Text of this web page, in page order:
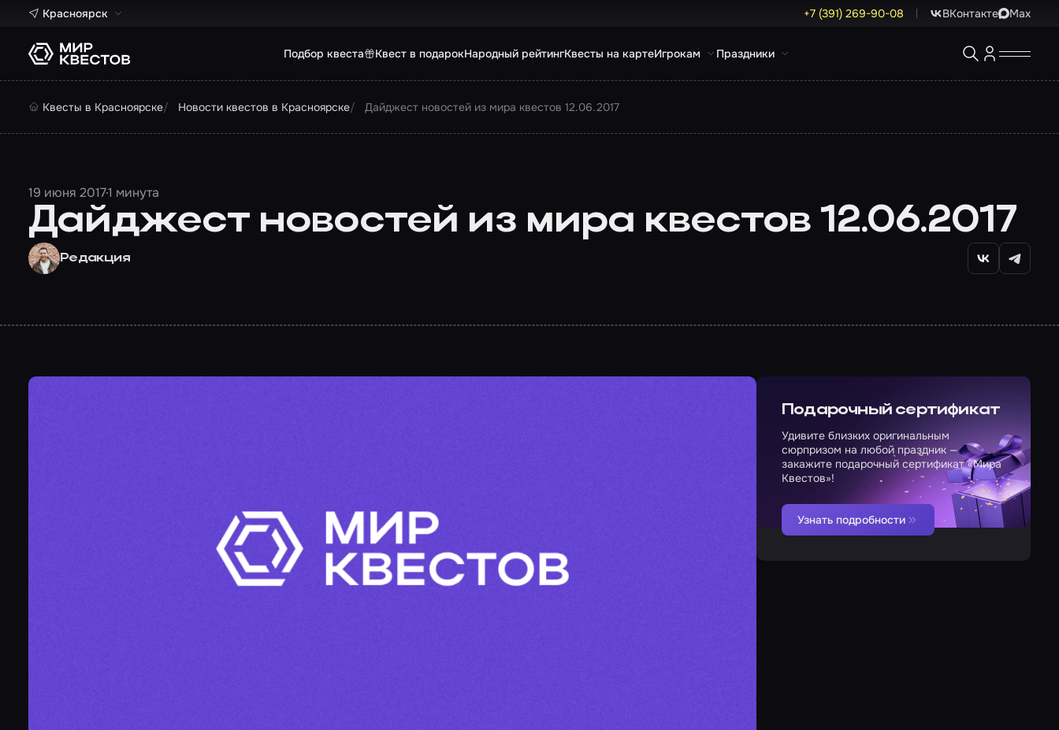
Красноярск +7 (391) 269-90-08 ВКонтакте Max
Подбор квеста Квест в подарокНародный рейтингКвесты на картеИгрокам Праздники
Квесты в Красноярске Новости квестов в Красноярске Дайджест новостей из мира квестов 12.06.2017
19 июня 20171 минута
Дайджест новостей из мира квестов 12.06.2017
Редакция
Подарочный сертификат
Удивите близких оригинальным
сюрпризом на любой праздник —
закажите подарочный сертификат «Мира
Квестов»!
Узнать подробности